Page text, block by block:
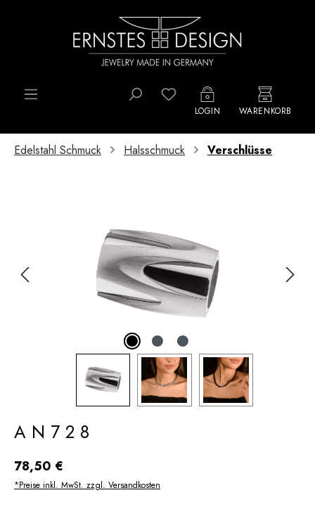
Zum Hauptinhalt springen
Du hast 0 Produkte auf
LOGIN WARENKORB
Edelstahl Schmuck Halsschmuck Verschlüsse
AN728
Regulärer Preis:
78,50 €
*Preise inkl. MwSt. zzgl. Versandkosten